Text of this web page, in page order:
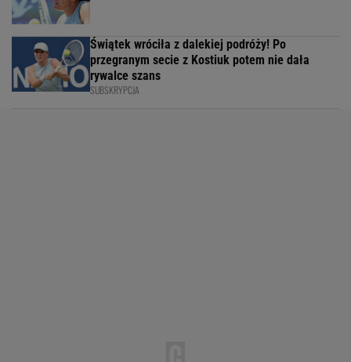
Świątek wróciła z dalekiej podróży! Po
przegranym secie z Kostiuk potem nie dała
rywalce szans
SUBSKRYPCJA